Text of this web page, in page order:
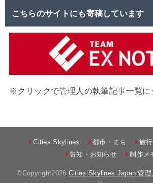
こちらのサイトにも寄稿しています
※クリックで管理人の執筆記事一覧に
Cities:Skylines 都市・まち
旅
告知・お知らせ
制作メ
©Copyright2026 Cities:Skylines Japan 管理